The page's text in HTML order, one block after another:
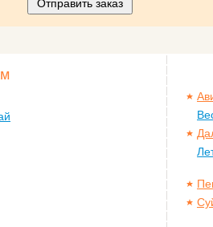
Отправить заказ